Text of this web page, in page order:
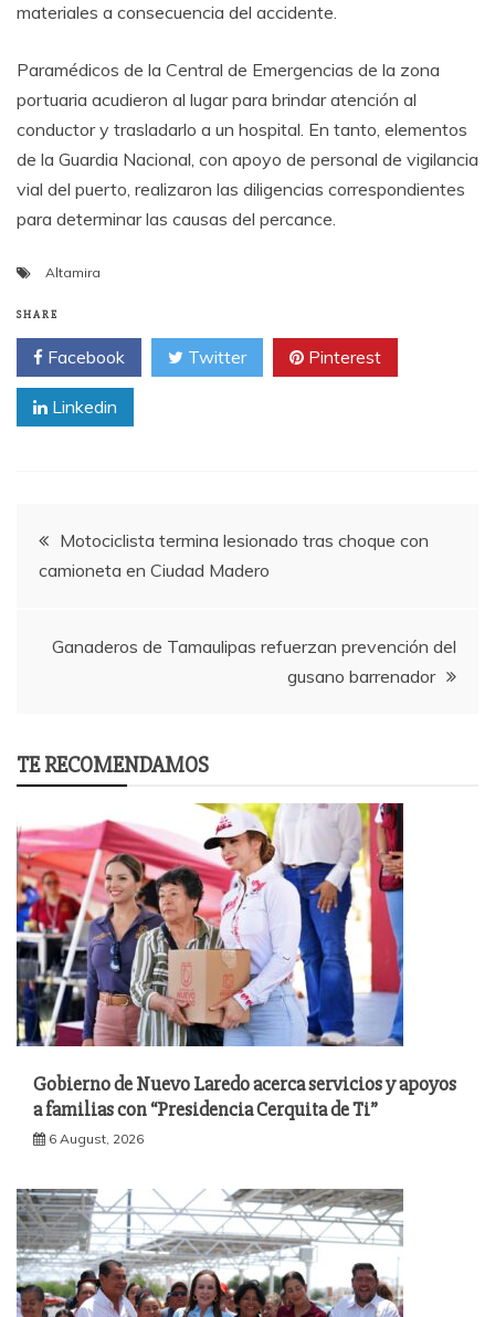
materiales a consecuencia del accidente.
Paramédicos de la Central de Emergencias de la zona
portuaria acudieron al lugar para brindar atención al
conductor y trasladarlo a un hospital. En tanto, elementos
de la Guardia Nacional, con apoyo de personal de vigilancia
vial del puerto, realizaron las diligencias correspondientes
para determinar las causas del percance.
Altamira
SHARE
Facebook Twitter Pinterest
Linkedin
PostMotociclista termina lesionado tras choque con
camioneta en Ciudad Madero
Ganaderos de Tamaulipas refuerzan prevención del
gusano barrenador
TE RECOMENDAMOS
Gobierno de Nuevo Laredo acerca servicios y apoyos
a familias con “Presidencia Cerquita de Ti”
6 August, 2026